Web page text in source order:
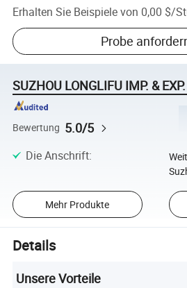
Erhalten Sie Beispiele von 0,00 $/
Probe
SUZHOU LONGLIFU IMP. &
Bewertung 5.0/5
Die Anschrift:
Mehr Produkte
Details
Unsere Vorteile